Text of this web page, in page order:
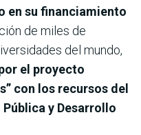
en su financiamiento
de miles de
del mundo,
el proyecto
con los recursos del
y Desarrollo